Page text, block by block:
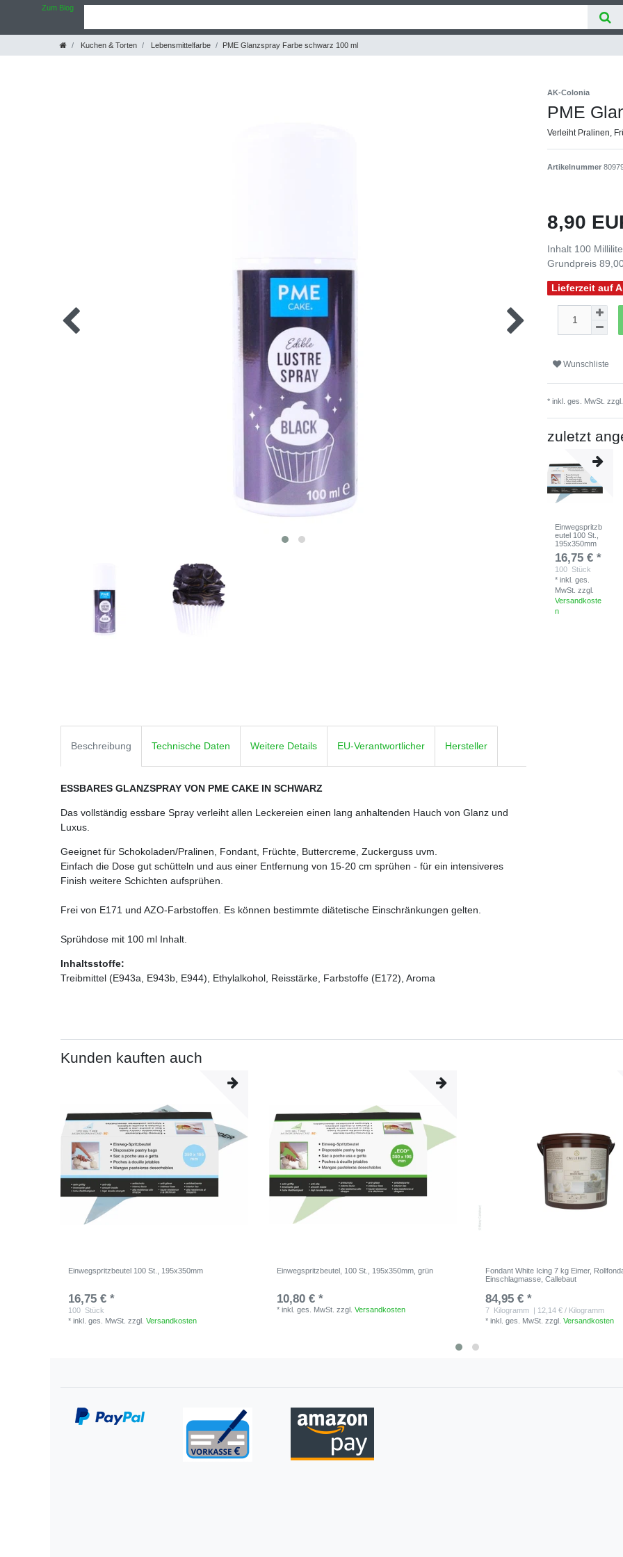
Zum Blog
Kuchen & Torten Lebensmittelfarbe PME Glanzspray Farbe schwarz 100 ml
AK-Colonia
PME
Verleiht Pralinen,
Artikelnummer
8,90
Inhalt 100
Grundpreis
Lieferzeit auf
Wunschliste
* inkl. ges. MwSt. zzgl.
zuletzt
Einwegspritzb
eutel 100 St.,
195x350mm
16,75 € *
100 Stück
*inkl. ges.
MwSt. zzgl.
Versandkoste
n
Beschreibung Technische Daten Weitere Details EU-Verantwortlicher Hersteller
ESSBARES GLANZSPRAY VON PME CAKE IN SCHWARZ
Das vollständig essbare Spray verleiht allen Leckereien einen lang anhaltenden Hauch von Glanz und
Luxus.
Geeignet für Schokoladen/Pralinen, Fondant, Früchte, Buttercreme, Zuckerguss uvm.
Einfach die Dose gut schütteln und aus einer Entfernung von 15-20 cm sprühen - für ein intensiveres
Finish weitere Schichten aufsprühen.
Frei von E171 und AZO-Farbstoffen. Es können bestimmte diätetische Einschränkungen gelten.
Sprühdose mit 100 ml Inhalt.
Inhaltsstoffe:
Treibmittel (E943a, E943b, E944), Ethylalkohol, Reisstärke, Farbstoffe (E172), Aroma
Kunden kauften auch
Einwegspritzbeutel 100 St., 195x350mm
16,75 € *
100 Stück
*inkl. ges. MwSt. zzgl.Versandkosten
Einwegspritzbeutel, 100 St., 195x350mm, grün
10,80 € *
*inkl. ges. MwSt. zzgl.Versandkosten
Fondant White Icing 7 kg Eimer,
Einschlagmasse, Callebaut
84,95 € *
7 Kilogramm | 12,14 € / Kilogramm
*inkl. ges. MwSt. zzgl.Versandkosten